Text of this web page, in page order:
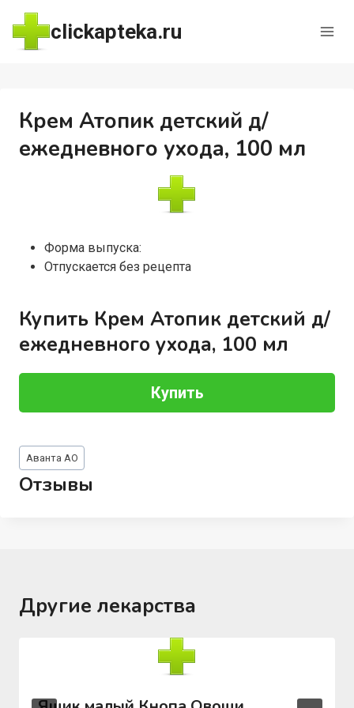
Перейти
содержимому
clickapteka.ru
Крем Атопик детский д/
ежедневного ухода, 100 мл
Форма выпуска:
Отпускается без рецепта
Купить Крем Атопик детский д/
ежедневного ухода, 100 мл
Купить
Метки
записи:
Аванта АО
Отзывы
Другие лекарства